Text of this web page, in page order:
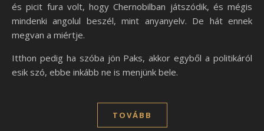
és picit fura volt, hogy Chernobilban játszódik, és mégis
mindenki angolul beszél, mint anyanyelv. De hát ennek
megvan a miértje.
Itthon pedig ha szóba jön Paks, akkor egyből a politikáról
esik szó, ebbe inkább ne is menjünk bele.
TOVÁBB